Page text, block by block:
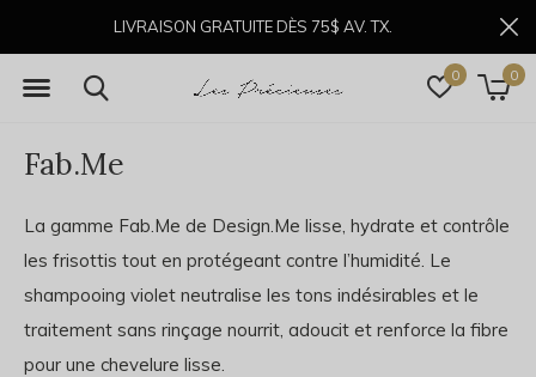
0 0
LIVRAISON GRATUITE DÈS 75$ AV. TX.
Fab.Me
La gamme Fab.Me de Design.Me lisse, hydrate et contrôle
les frisottis tout en protégeant contre l’humidité. Le
shampooing violet neutralise les tons indésirables et le
traitement sans rinçage nourrit, adoucit et renforce la fibre
pour une chevelure lisse.